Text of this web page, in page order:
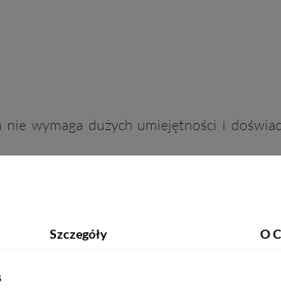
Szczegóły O
wymaga dużych umiejętności i